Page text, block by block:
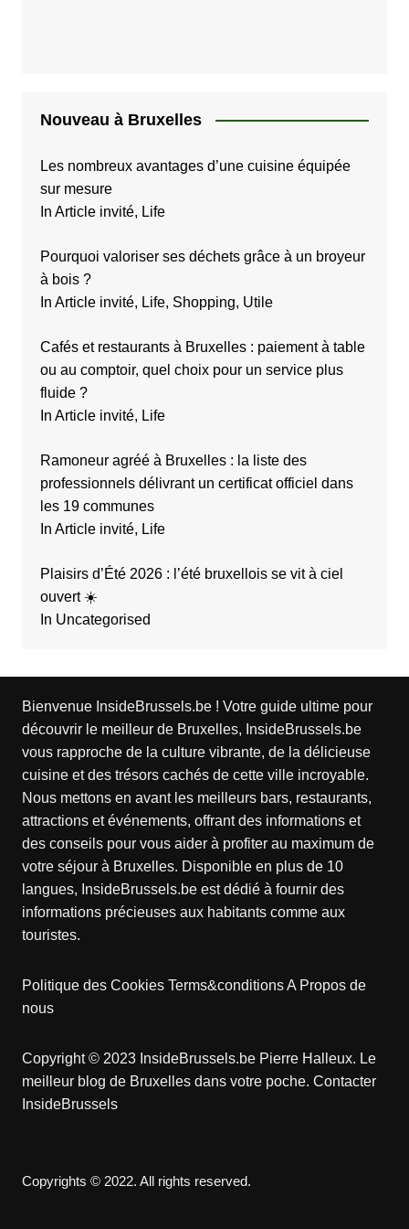
Nouveau à Bruxelles
Les nombreux avantages d’une cuisine équipée
sur mesure
In Article invité, Life
Pourquoi valoriser ses déchets grâce à un broyeur
à bois ?
In Article invité, Life, Shopping, Utile
Cafés et restaurants à Bruxelles : paiement à table
ou au comptoir, quel choix pour un service plus
fluide ?
In Article invité, Life
Ramoneur agréé à Bruxelles : la liste des
professionnels délivrant un certificat officiel dans
les 19 communes
In Article invité, Life
Plaisirs d’Été 2026 : l’été bruxellois se vit à ciel
ouvert ☀️
In Uncategorised
Bienvenue InsideBrussels.be ! Votre guide ultime pour
découvrir le meilleur de Bruxelles, InsideBrussels.be
vous rapproche de la culture vibrante, de la délicieuse
cuisine et des trésors cachés de cette ville incroyable.
Nous mettons en avant les meilleurs bars, restaurants,
attractions et événements, offrant des informations et
des conseils pour vous aider à profiter au maximum de
votre séjour à Bruxelles. Disponible en plus de 10
langues, InsideBrussels.be est dédié à fournir des
informations précieuses aux habitants comme aux
touristes.
Politique des Cookies Terms&conditionsA Propos de
nous
Copyright © 2023 InsideBrussels.be Pierre Halleux. Le
meilleur blog de Bruxelles dans votre poche. Contacter
InsideBrussels
Copyrights © 2022. All rights reserved.